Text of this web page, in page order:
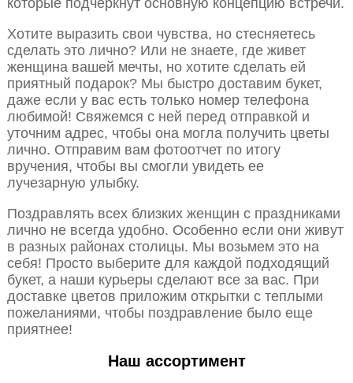
Хотите выразить свои чувства, но стесняетесь
сделать это лично? Или не знаете, где живет
женщина вашей мечты, но хотите сделать ей
приятный подарок? Мы быстро доставим букет,
даже если у вас есть только номер телефона
любимой! Свяжемся с ней перед отправкой и
уточним адрес, чтобы она могла получить цветы
лично. Отправим вам фотоотчет по итогу
вручения, чтобы вы смогли увидеть ее
лучезарную улыбку.
Поздравлять всех близких женщин с праздниками
лично не всегда удобно. Особенно если они живут
в разных районах столицы. Мы возьмем это на
себя! Просто выберите для каждой подходящий
букет, а наши курьеры сделают все за вас. При
доставке цветов приложим открытки с теплыми
пожеланиями, чтобы поздравление было еще
приятнее!
Наш ассортимент